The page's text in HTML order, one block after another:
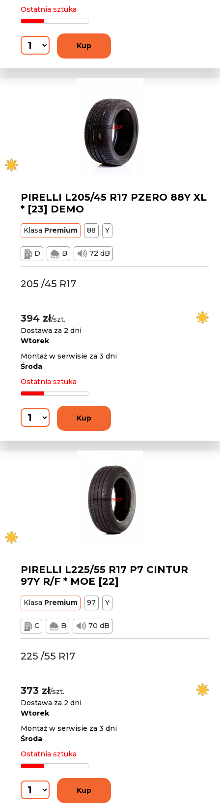
Ostatnia sztuka
Kup
PIRELLI L205/45 R17 PZERO 88Y XL
* [23] DEMO
Klasa Premium 88 Y
D B 72 dB
205 /45 R17
394 zł/szt.
Dostawa za 2 dni
Wtorek
Montaż w serwisie za 3 dni
Środa
Ostatnia sztuka
Kup
PIRELLI L225/55 R17 P7 CINTUR
97Y R/F * MOE [22]
Klasa Premium 97 Y
C B 70 dB
225 /55 R17
373 zł/szt.
Dostawa za 2 dni
Wtorek
Montaż w serwisie za 3 dni
Środa
Ostatnia sztuka
Kup